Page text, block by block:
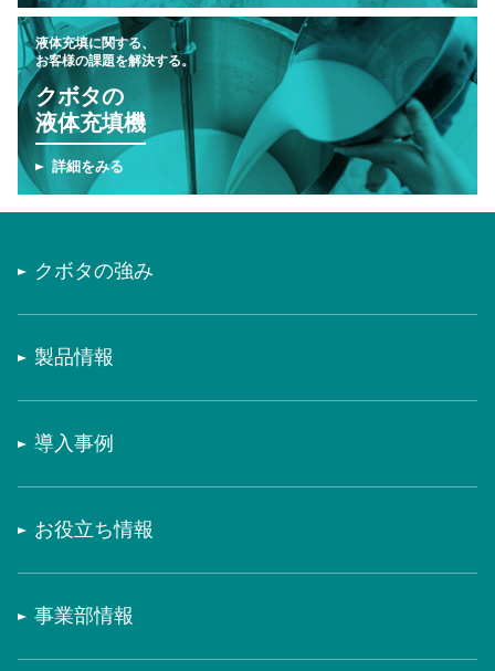
液体充填に関する、
お客様の課題を解決する。
クボタの
液体充填機
詳細をみる
クボタの強み
製品情報
導入事例
お役立ち情報
事業部情報